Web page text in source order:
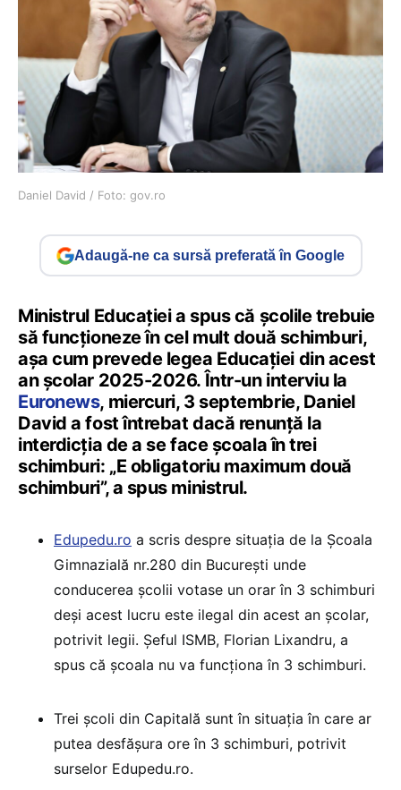
Daniel David / Foto: gov.ro
Adaugă-ne ca sursă preferată în Google
Ministrul Educației a spus că școlile trebuie
să funcționeze în cel mult două schimburi,
așa cum prevede legea Educației din acest
an școlar 2025-2026. Într-un interviu la
Euronews, miercuri, 3 septembrie, Daniel
David a fost întrebat dacă renunță la
interdicția de a se face școala în trei
schimburi: „E obligatoriu maximum două
schimburi”, a spus ministrul.
Edupedu.ro a scris despre situația de la Școala
Gimnazială nr.280 din București unde
conducerea școlii votase un orar în 3 schimburi
deși acest lucru este ilegal din acest an școlar,
potrivit legii. Șeful ISMB, Florian Lixandru, a
spus că școala nu va funcționa în 3 schimburi.
Trei școli din Capitală sunt în situația în care ar
putea desfășura ore în 3 schimburi, potrivit
surselor Edupedu.ro.